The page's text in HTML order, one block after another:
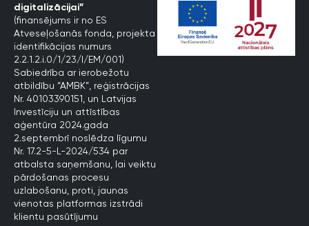
digitalizācijai”
(finansējums ir no ES
Atveseļošanās fonda, projekta
identifikācijas numurs
2.2.1.2.i.0/1/23/I/EM/001)
Sabiedrība ar ierobežotu
atbildību “AMBK”, reģistrācijas
Nr. 40103390151, un Latvijas
Investīciju un attīstības
aģentūra 2024.gada
2.septembrī noslēdza līgumu
Nr. 17.2-5-L-2024/534 par
atbalsta saņemšanu, lai veiktu
pārdošanas procesu
uzlabošanu, proti, jaunas
vienotas platformas izstrādi
klientu pasūtījumu